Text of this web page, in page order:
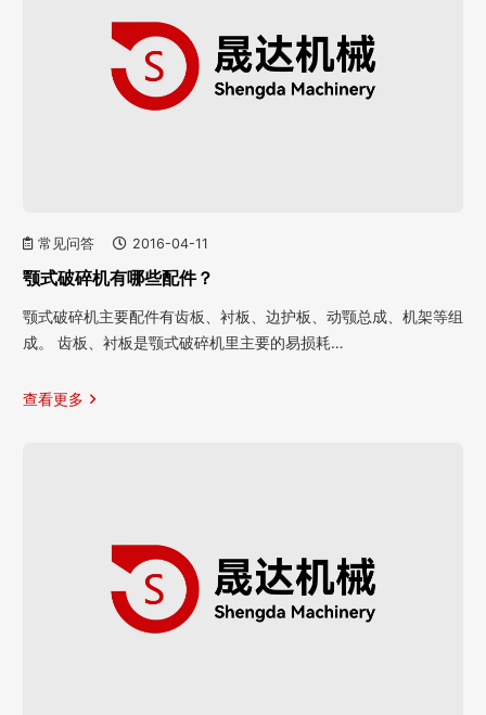
常见问答 2016-04-11
颚式破碎机有哪些配件？
颚式破碎机主要配件有齿板、衬板、边护板、动颚总成、机架等组
成。 齿板、衬板是颚式破碎机里主要的易损耗…
查看更多